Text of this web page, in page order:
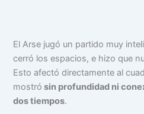
El Arse jugó un partido muy
cerró los espacios, e hizo que
Esto afectó directamente al
mostró sin profundidad ni
dos tiempos.